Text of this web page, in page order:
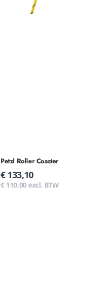
Petzl Roller Coaster
Normale
prijs
€ 133,10
€ 110,00 excl. BTW